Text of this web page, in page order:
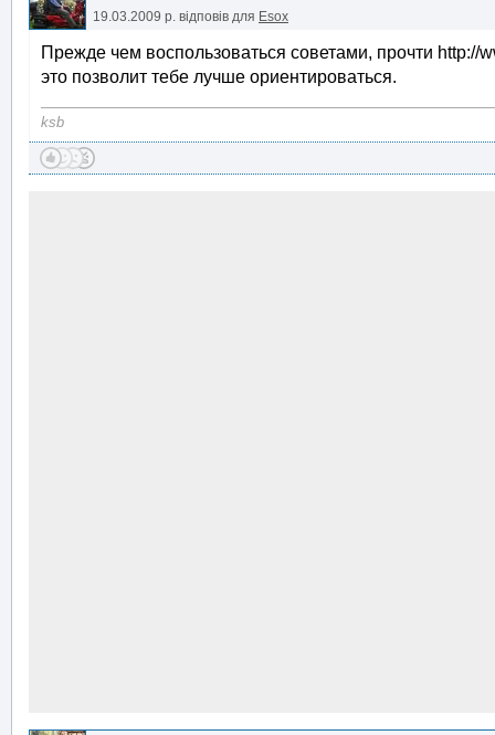
19.03.2009 р. відповів для Esox
Прежде чем воспользоваться советами, прочти
это позволит тебе лучше ориентироваться.
ksb